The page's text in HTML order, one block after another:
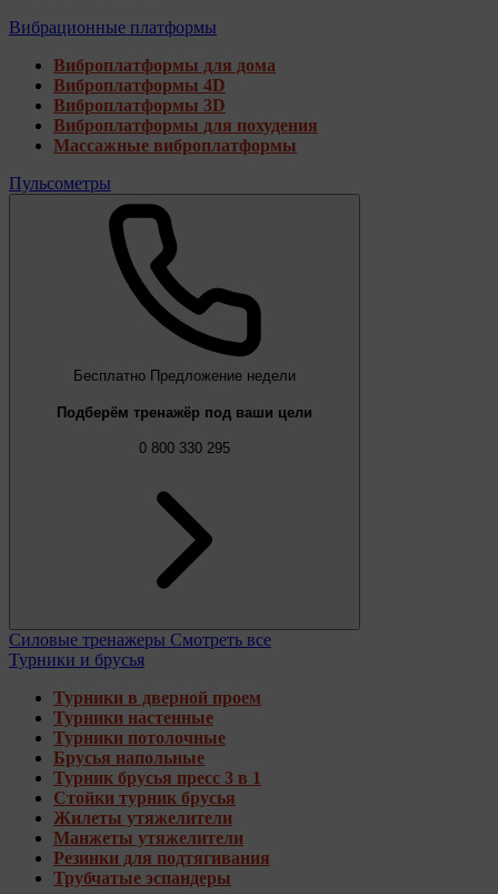
Вибрационные платформы
Виброплатформы для дома
Виброплатформы 4D
Виброплатформы 3D
Виброплатформы для похудения
Массажные виброплатформы
Пульсометры
Бесплатно Предложение недели
Подберём тренажёр под ваши цели
0 800 330 295
Силовые тренажеры Смотреть все
Турники и брусья
Турники в дверной проем
Турники настенные
Турники потолочные
Брусья напольные
Турник брусья пресс 3 в 1
Стойки турник брусья
Жилеты утяжелители
Манжеты утяжелители
Резинки для подтягивания
Трубчатые эспандеры